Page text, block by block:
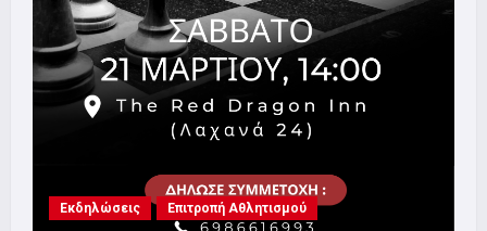
Εκδηλώσεις Επιτροπή Αθλητισμού